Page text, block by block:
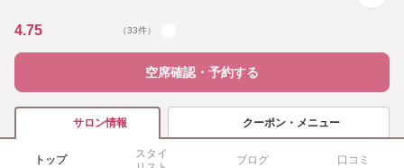
4.75 （33件）
空席確認・予約する
サロン情報 クーポン・メニュー
トップ
スタイ
ブログ 口コミ